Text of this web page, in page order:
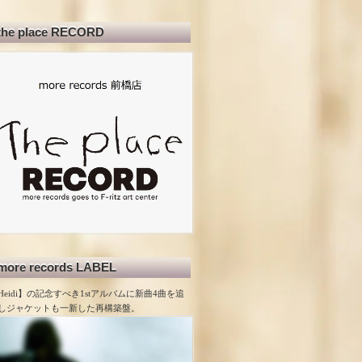
place RECORD
records LABEL
】の記念すべき1stアルバムに新曲4曲を追
ジャケットも一新した再構築盤。